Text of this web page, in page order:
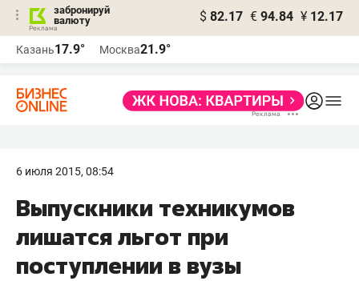
забронируй
валюту
$ 82.17 € 94.84 ¥ 12.17
Казань17.9° Москва21.9°
6 июля 2015, 08:54
Выпускники техникумов
лишатся льгот при
поступлении в вузы